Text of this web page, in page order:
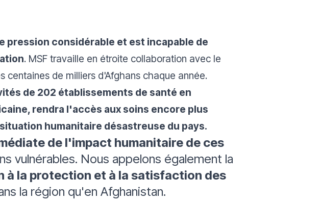
pression considérable et est incapable de
. MSF travaille en étroite collaboration avec le
centaines de milliers d'Afghans chaque année.
de 202 établissements de santé en
rendra l'accès aux soins encore plus
humanitaire désastreuse du pays.
de l'impact humanitaire de ces
vulnérables. Nous appelons également la
à la protection et à la satisfaction des
la région qu'en Afghanistan.